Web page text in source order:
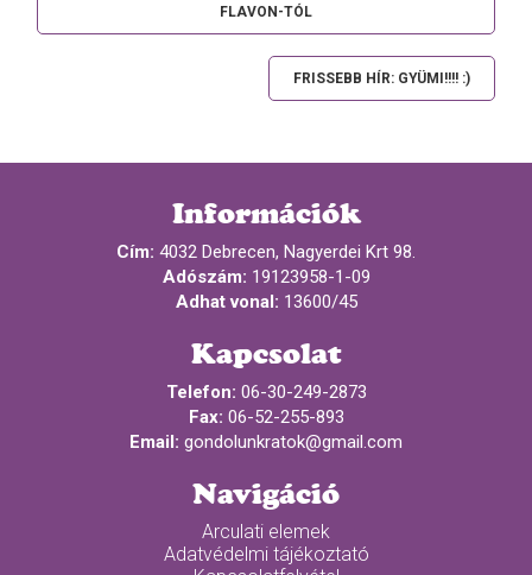
FLAVON-TÓL
FRISSEBB HÍR: GYÜMI!!!! :)
Információk
Cím: 4032 Debrecen, Nagyerdei Krt 98.
Adószám: 19123958-1-09
Adhat vonal: 13600/45
Kapcsolat
Telefon: 06-30-249-2873
Fax: 06-52-255-893
Email: gondolunkratok@gmail.com
Navigáció
Arculati elemek
Adatvédelmi tájékoztató